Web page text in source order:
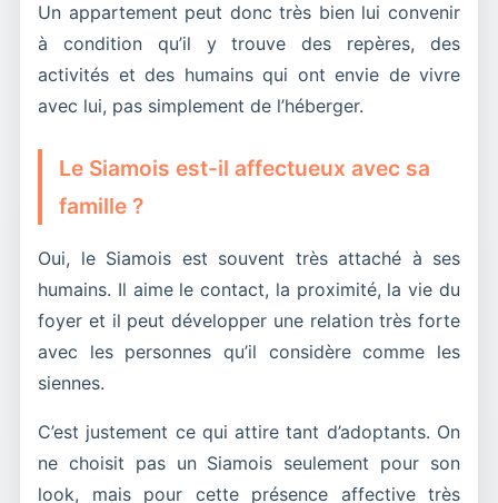
Un appartement peut donc très bien lui convenir
à condition qu’il y trouve des repères, des
activités et des humains qui ont envie de vivre
avec lui, pas simplement de l’héberger.
Le Siamois est-il affectueux avec sa
famille ?
Oui, le Siamois est souvent très attaché à ses
humains. Il aime le contact, la proximité, la vie du
foyer et il peut développer une relation très forte
avec les personnes qu’il considère comme les
siennes.
C’est justement ce qui attire tant d’adoptants. On
ne choisit pas un Siamois seulement pour son
look, mais pour cette présence affective très